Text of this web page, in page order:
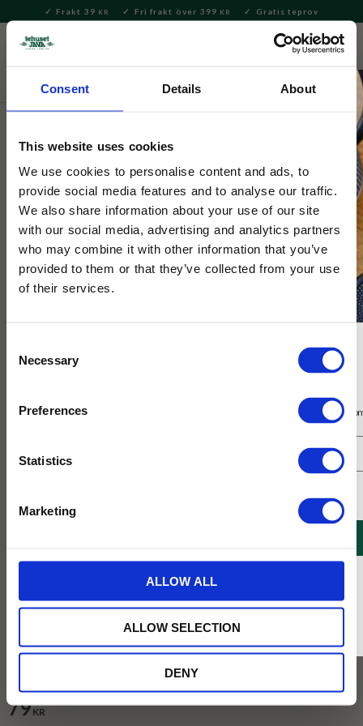
Consent Details About
This website uses cookies
We use cookies to personalise content and ads, to
provide social media features and to analyse our traffic.
We also share information about your use of our site
with our social media, advertising and analytics partners
who may combine it with other information that you’ve
provided to them or that they’ve collected from your use
of their services.
Selection
Necessary
Preferences
Statistics
Marketing
ALLOW ALL
ALLOW SELECTION
DENY
Meny
Frakt 39 KR Fri frakt över 399 KR Gratis teprov
Te Löste Grönt te
Tehuset Java
Gröna Universitetsblandning
Ett runt, fruktigt grönt te med papaya, apelsin, jasmine, ros och
Vikt :100g
250g
79KR
Få 10% rabatt på ditt första köp på nätet och ta del av erbjudanden året
* Rabatten gäller endast online på Tehusetjava.se. Rabatten fungerar endast på